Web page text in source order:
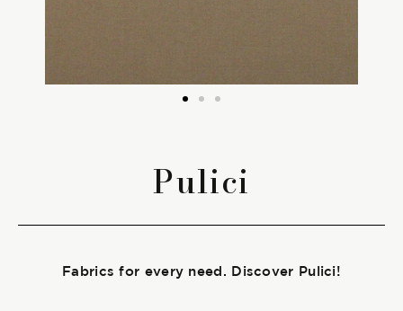
Pulici
Fabrics for every need. Discover Pulici!
SUSTAINABILITY
UpCycle